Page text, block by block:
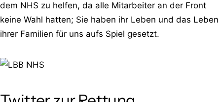
dem NHS zu helfen, da alle Mitarbeiter an der Front
keine Wahl hatten; Sie haben ihr Leben und das Leben
ihrer Familien für uns aufs Spiel gesetzt.